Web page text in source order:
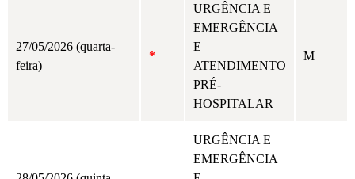
27/05/2026 (quarta-
feira)
*
URGÊNCIA E
EMERGÊNCIA
E
ATENDIMENTO
PRÉ-
HOSPITALAR
M
URGÊNCIA E
EMERGÊNCIA